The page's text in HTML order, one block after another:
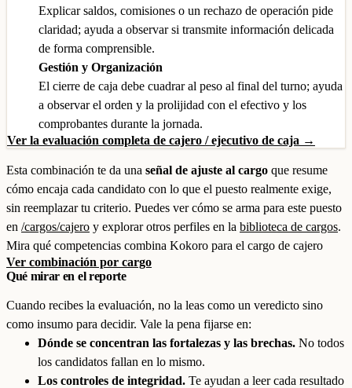
Explicar saldos, comisiones o un rechazo de operación pide
claridad; ayuda a observar si transmite información delicada
de forma comprensible.
Gestión y Organización
El cierre de caja debe cuadrar al peso al final del turno; ayuda
a observar el orden y la prolijidad con el efectivo y los
comprobantes durante la jornada.
Ver la evaluación completa de cajero / ejecutivo de caja →
Esta combinación te da una señal de ajuste al cargo que resume
cómo encaja cada candidato con lo que el puesto realmente exige,
sin reemplazar tu criterio. Puedes ver cómo se arma para este puesto
en /cargos/cajero y explorar otros perfiles en la biblioteca de cargos.
Mira qué competencias combina Kokoro para el cargo de cajero
Ver combinación por cargo
Qué mirar en el reporte
Cuando recibes la evaluación, no la leas como un veredicto sino
como insumo para decidir. Vale la pena fijarse en:
Dónde se concentran las fortalezas y las brechas. No todos
los candidatos fallan en lo mismo.
Los controles de integridad. Te ayudan a leer cada resultado